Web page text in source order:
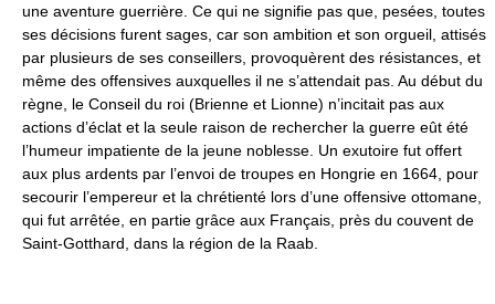
une aventure guerrière. Ce qui ne signifie pas que, pesées, toutes
ses décisions furent sages, car son ambition et son orgueil, attisés
par plusieurs de ses conseillers, provoquèrent des résistances, et
même des offensives auxquelles il ne s’attendait pas. Au début du
règne, le Conseil du roi (Brienne et Lionne) n’incitait pas aux
actions d’éclat et la seule raison de rechercher la guerre eût été
l’humeur impatiente de la jeune noblesse. Un exutoire fut offert
aux plus ardents par l’envoi de troupes en Hongrie en 1664, pour
secourir l’empereur et la chrétienté lors d’une offensive ottomane,
qui fut arrêtée, en partie grâce aux Français, près du couvent de
Saint-Gotthard, dans la région de la Raab.